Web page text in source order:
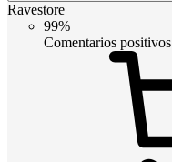
Ravestore
99%
Comentarios positivos